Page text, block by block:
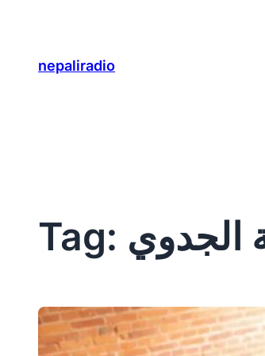
contentnepaliradio
Tag: الجدوي